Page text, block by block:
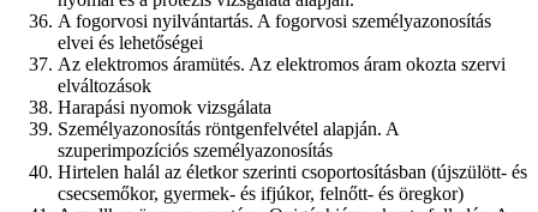
A fogorvosi nyilvántartás. A fogorvosi személyazonosítás
elvei és lehetőségei
Az elektromos áramütés. Az elektromos áram okozta szervi
elváltozások
Harapási nyomok vizsgálata
Személyazonosítás röntgenfelvétel alapján. A
szuperimpozíciós személyazonosítás
Hirtelen halál az életkor szerinti csoportosításban (újszülött- és
csecsemőkor, gyermek- és ifjúkor, felnőtt- és öregkor)